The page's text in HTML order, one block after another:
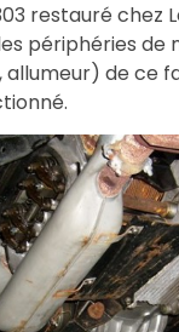
restauré chez
périphéries de
de ce